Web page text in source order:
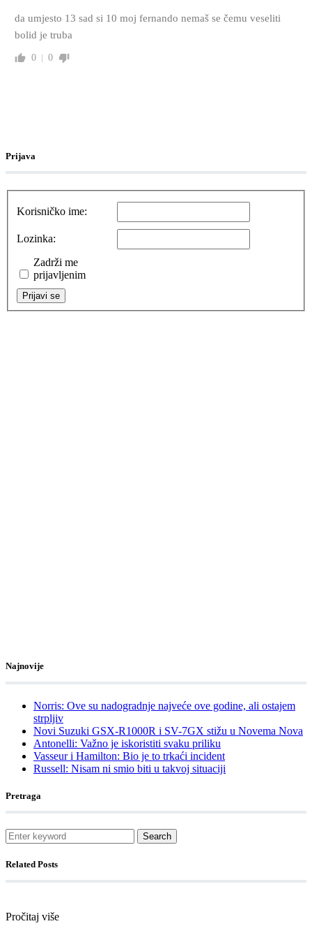
da umjesto 13 sad si 10 moj fernando nemaš se čemu veseliti
bolid je truba
0 0
Prijava
Korisničko ime:
Lozinka:
Zadrži me
prijavljenim
Prijavi se
Najnovije
Norris: Ove su nadogradnje najveće ove godine, ali ostajem
strpljiv
Novi Suzuki GSX-R1000R i SV-7GX stižu u Novema Nova
Antonelli: Važno je iskoristiti svaku priliku
Vasseur i Hamilton: Bio je to trkaći incident
Russell: Nisam ni smio biti u takvoj situaciji
Pretraga
Search
Related Posts
Pročitaj više